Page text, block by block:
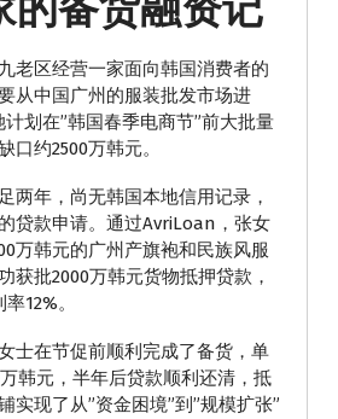
老区经营一家面向韩国消费者的
从中国广州的服装批发市场进
计划在”韩国春季电商节”前大批量
口约2500万韩元。
两年，尚无韩国本地信用记录，
贷款申请。通过AvriLoan，张女
万韩元的广州产旗袍和民族风服
获批2000万韩元货物抵押贷款，
12%。
士在节促前顺利完成了备货，单
韩元，半年后贷款顺利还清，抵
实现了从”资金困境”到”规模扩张”